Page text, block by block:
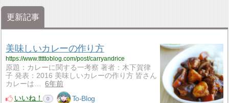
更新記事
美味しいカレーの作り方
https://www.tttttoblog.com/post/carryandrice
原題：カレーに関する一考察 著者：木下賀律
子 発表：2016 美味しいカレーの作り方 皆さん
カレーは…
6年前
いいね！
0 To-Blog